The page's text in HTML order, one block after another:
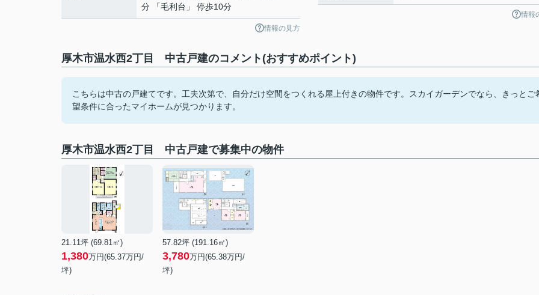
分 「毛利台」 停歩10分
情報の見方
情報
厚木市温水西2丁目 中古戸建のコメント(おすすめポイント)
こちらは中古の戸建てです。工夫次第で、自分だけ空間をつくれる屋上付きの物件です。スカイガーデンでなら、きっとご
望条件に合ったマイホームが見つかります。
厚木市温水西2丁目 中古戸建で募集中の物件
21.11坪 (69.81㎡)
1,380万円(65.37万円/
坪)
57.82坪 (191.16㎡)
3,780万円(65.38万円/
坪)